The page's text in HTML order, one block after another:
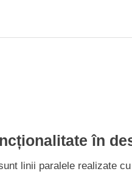
în
linii paralele realizate